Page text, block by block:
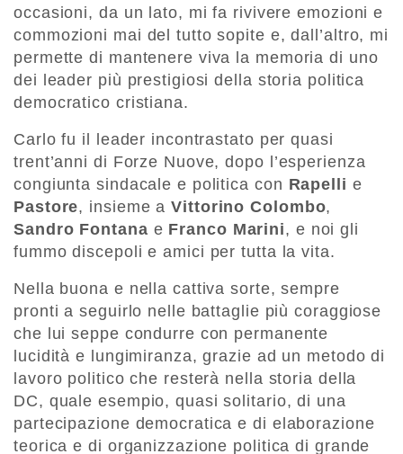
occasioni, da un lato, mi fa rivivere emozioni e
commozioni mai del tutto sopite e, dall’altro, mi
permette di mantenere viva la memoria di uno
dei leader più prestigiosi della storia politica
democratico cristiana.
Carlo fu il leader incontrastato per quasi
trent’anni di Forze Nuove, dopo l’esperienza
congiunta sindacale e politica con Rapelli e
Pastore, insieme aVittorino Colombo,
Sandro Fontana e Franco Marini, e noi gli
fummo discepoli e amici per tutta la vita.
Nella buona e nella cattiva sorte, sempre
pronti a seguirlo nelle battaglie più coraggiose
che lui seppe condurre con permanente
lucidità e lungimiranza, grazie ad un metodo di
lavoro politico che resterà nella storia della
DC, quale esempio, quasi solitario, di una
partecipazione democratica e di elaborazione
teorica e di organizzazione politica di grande